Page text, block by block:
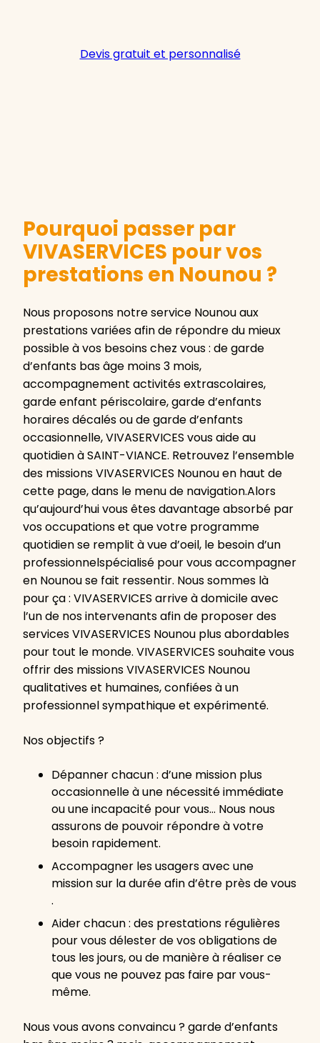
Devis gratuit et personnalisé
Pourquoi passer par
VIVASERVICES pour vos
prestations en Nounou ?
Nous proposons notre service Nounou aux
prestations variées afin de répondre du mieux
possible à vos besoins chez vous : de garde
d’enfants bas âge moins 3 mois,
accompagnement activités extrascolaires,
garde enfant périscolaire, garde d’enfants
horaires décalés ou de garde d’enfants
occasionnelle, VIVASERVICES vous aide au
quotidien à SAINT-VIANCE. Retrouvez l’ensemble
des missions VIVASERVICES Nounou en haut de
cette page, dans le menu de navigation.Alors
qu’aujourd’hui vous êtes davantage absorbé par
vos occupations et que votre programme
quotidien se remplit à vue d’oeil, le besoin d’un
professionnelspécialisé pour vous accompagner
en Nounou se fait ressentir. Nous sommes là
pour ça : VIVASERVICES arrive à domicile avec
l’un de nos intervenants afin de proposer des
services VIVASERVICES Nounou plus abordables
pour tout le monde. VIVASERVICES souhaite vous
offrir des missions VIVASERVICES Nounou
qualitatives et humaines, confiées à un
professionnel sympathique et expérimenté.
Nos objectifs ?
Dépanner chacun : d’une mission plus
occasionnelle à une nécessité immédiate
ou une incapacité pour vous… Nous nous
assurons de pouvoir répondre à votre
besoin rapidement.
Accompagner les usagers avec une
mission sur la durée afin d’être près de vous
.
Aider chacun : des prestations régulières
pour vous délester de vos obligations de
tous les jours, ou de manière à réaliser ce
que vous ne pouvez pas faire par vous-
même.
Nous vous avons convaincu ? garde d’enfants